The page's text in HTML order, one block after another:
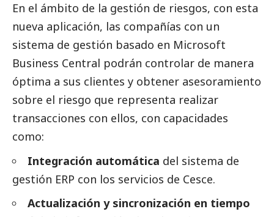
En el ámbito de la gestión de riesgos, con esta
nueva aplicación, las compañías con un
sistema de gestión basado en Microsoft
Business Central podrán controlar de manera
óptima a sus clientes y obtener asesoramiento
sobre el riesgo que representa realizar
transacciones con ellos, con capacidades
como:
Integración automática del sistema de
gestión ERP con los servicios de Cesce.
Actualización y sincronización en tiempo